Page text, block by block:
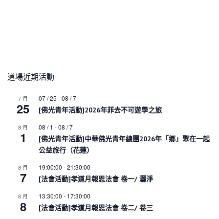
道場近期活動
7 月
25
07 / 25 -08 / 7
[佛光青年活動]2026年菲去不可遊學之旅
8 月
1
08 / 1 -08 / 7
[佛光青年活動]中華佛光青年總團2026年「鄉」聚在一起
公益旅行（花蓮）
8 月
7
19:00:00 -21:30:00
[法會活動]孝道月報恩法會 卷一/ 灑淨
8 月
8
13:30:00 - 17:30:00
[法會活動]孝道月報恩法會 卷二/ 卷三